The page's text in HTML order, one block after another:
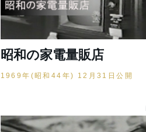
昭和の家電量販店
1969年(昭和44年) 12月31日公開